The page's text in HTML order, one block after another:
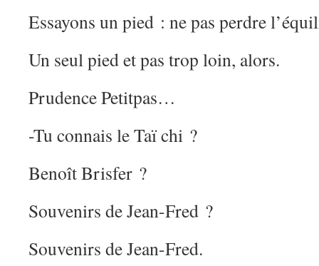
Essayons un pied : ne pas perdre
Un seul pied et pas trop loin, alors.
Prudence Petitpas…
-Tu connais le Taï chi ?
Benoît Brisfer ?
Souvenirs de Jean-Fred ?
Souvenirs de Jean-Fred.